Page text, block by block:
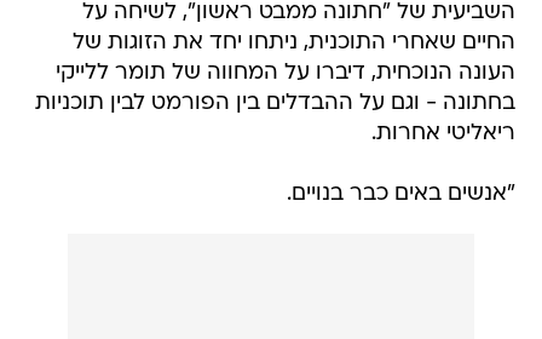
השביעית של "חתונה ממבט ראשון", לשיחה על
החיים שאחרי התוכנית, ניתחו יחד את הזוגות של
העונה הנוכחית, דיברו על המחווה של תומר ללייקי
בחתונה - וגם על ההבדלים בין הפורמט לבין תוכניות
ריאליטי אחרות.
"אנשים באים כבר בנויים.